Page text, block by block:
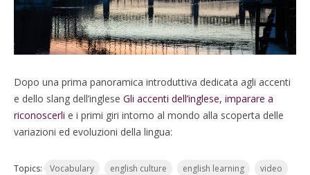
Dopo una prima panoramica introduttiva dedicata agli accenti
e dello slang dell’inglese Gli accenti dell’inglese, imparare a
riconoscerli e i primi giri intorno al mondo alla scoperta delle
variazioni ed evoluzioni della lingua:
Topics: Vocabulary english culture english learning
video